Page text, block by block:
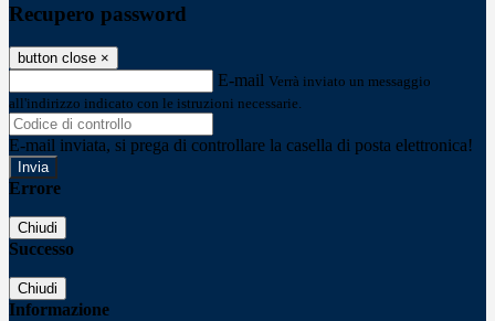
Recupero password
button close ×
E-mail Verrà inviato un messaggio
all'indirizzo indicato con le istruzioni necessarie.
E-mail inviata, si prega di controllare la casella di posta elettronica!
Errore
Chiudi
Successo
Chiudi
Informazione